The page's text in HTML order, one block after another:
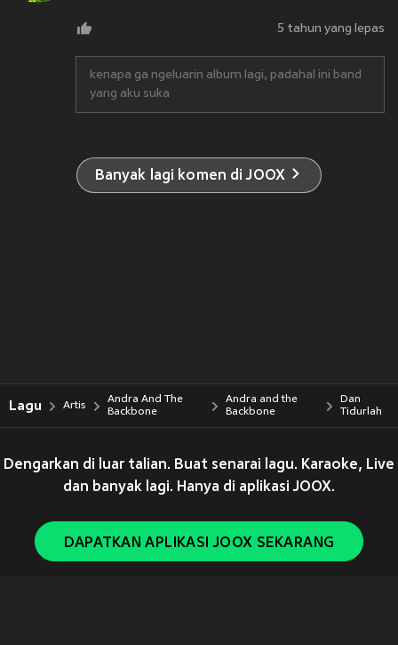
5 tahun yang lepas
kenapa ga ngeluarin album lagi, padahal ini band
yang aku suka
Banyak lagi komen di JOOX
Lagu Artis
Andra And The
Backbone
Andra and the
Backbone
Dan
Tidurlah
Dengarkan di luar talian. Buat senarai lagu. Karaoke, Live
dan banyak lagi. Hanya di aplikasi JOOX.
DAPATKAN APLIKASI JOOX SEKARANG